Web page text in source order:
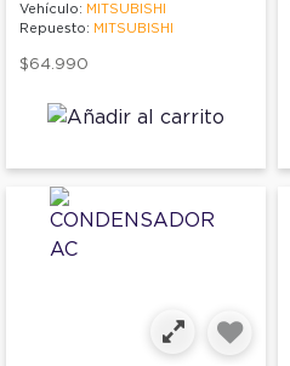
Vehículo: MITSUBISHI
Repuesto: MITSUBISHI
$64.990